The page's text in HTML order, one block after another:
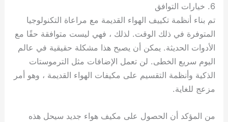
6. خيارات التوافق
تم بناء أنظمة تكييف الهواء القديمة مع مراعاة التكنولوجيا
المتوفرة في ذلك الوقت. لذلك ، فهي ليست متوافقة حقًا مع
الأدوات الحديثة. يمكن أن يصبح هذا مشكلة حقيقية في عالم
اليوم سريع الخطى. لن تعمل الإضافات مثل الترموستات
الذكية وأنظمة التقسيم على مكيفات الهواء القديمة ، وهو أمر
مزعج للغاية.
من المؤكد أن الحصول على مكيف هواء جديد سيحل هذه